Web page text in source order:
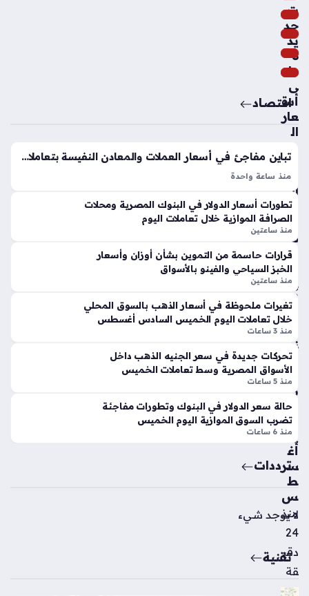
راب
زو
ن
سب
ور
سا
عتي
ن
رد
فع
ل
إبر
اهي
م
فاي
ق
عل
ى
ان
ض
ما
م
مح
مد
ص
لاح
إل
ى
ص
فو
ف
طر
ابز
ون
سب
ور
ت
جد
يد
ة
عل
ى
أس
عار
ال
كر
في
الم
جم
عا
ت
الا
ست
هلا
كي
ة
وم
ناف
الز
راع
ة
بدا
ية
أغ
س
ط
س
منذ
24
دقي
قة
اقتصاد
تباين مفاجئ في أسعار العملات والمعادن النفيسة بتعاملات اليوم الخميس بالأسواق المحلية
منذ ساعة واحدة
الصباحية ليوم الخميس الموافق السادس من أغسطس لعام
تطورات أسعار الدولار في البنوك المصرية ومحلات
الصرافة الموازية خلال تعاملات اليوم
منذ ساعتين
قرارات حاسمة من التموين بشأن أوزان وأسعار
الخبز السياحي والفينو بالأسواق
منذ ساعتين
تغيرات ملحوظة في أسعار الذهب بالسوق المحلي
خلال تعاملات اليوم الخميس السادس أغسطس
منذ 3 ساعات
تحركات جديدة في سعر الجنيه الذهب داخل
الأسواق المصرية وسط تعاملات الخميس
منذ 5 ساعات
حالة سعر الدولار في البنوك وتطورات مفاجئة
تضرب السوق الموازية اليوم الخميس
منذ 6 ساعات
ترددات
لا يوجد شيء
تقنية